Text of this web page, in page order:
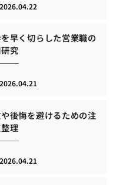
2026.04.22
早く切らした営業職の
究
2026.04.21
後悔を避けるための注
理
2026.04.21